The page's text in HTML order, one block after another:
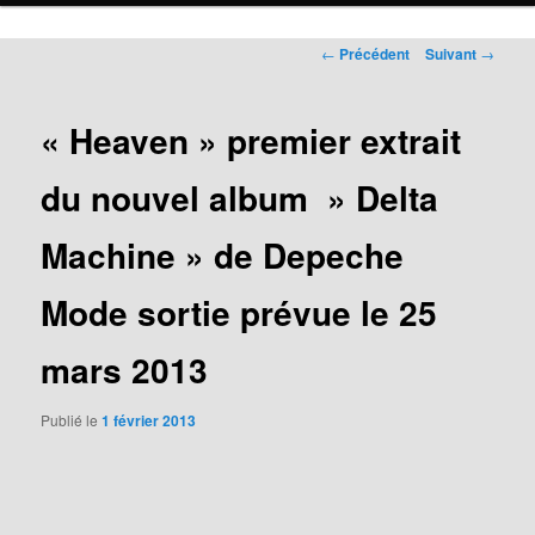
Navigation
← Précédent Suivant →
« Heaven » premier extrait
du nouvel album » Delta
Machine » de Depeche
Mode sortie prévue le 25
mars 2013
Publié le1 février 2013